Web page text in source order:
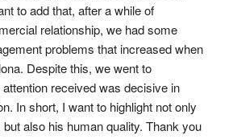
to add that, after a while of
relationship, we had some
problems that increased when
Despite this, we went to
received was decisive in
In short, I want to highlight not only
also his human quality. Thank you